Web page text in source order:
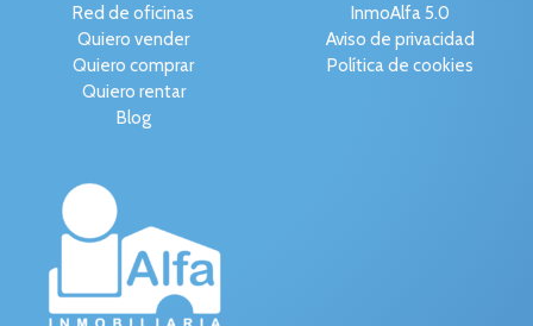
Red de oficinas
Quiero vender
Quiero comprar
Quiero rentar
Blog
InmoAlfa 5.0
Aviso de privacidad
Política de cookies